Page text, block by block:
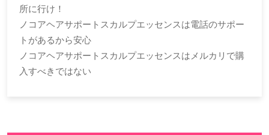
所に行け！
ノコアヘアサポートスカルプエッセンスは電話のサポー
トがあるから安心
ノコアヘアサポートスカルプエッセンスはメルカリで購
入すべきではない